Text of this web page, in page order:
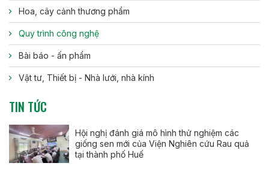
Hoa, cây cảnh thương phẩm
Quy trình công nghệ
Bài báo - ấn phẩm
Vật tư, Thiết bị - Nhà lưới, nhà kính
TIN TỨC
Hội nghị đánh giá mô hình thử nghiệm các
giống sen mới của Viện Nghiên cứu Rau quả
tại thành phố Huế